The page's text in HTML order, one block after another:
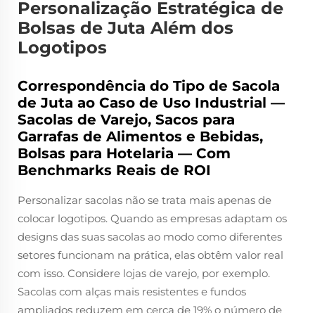
Personalização Estratégica de
Bolsas de Juta Além dos
Logotipos
Correspondência do Tipo de Sacola
de Juta ao Caso de Uso Industrial —
Sacolas de Varejo, Sacos para
Garrafas de Alimentos e Bebidas,
Bolsas para Hotelaria — Com
Benchmarks Reais de ROI
Personalizar sacolas não se trata mais apenas de
colocar logotipos. Quando as empresas adaptam os
designs das suas sacolas ao modo como diferentes
setores funcionam na prática, elas obtêm valor real
com isso. Considere lojas de varejo, por exemplo.
Sacolas com alças mais resistentes e fundos
ampliados reduzem em cerca de 19% o número de